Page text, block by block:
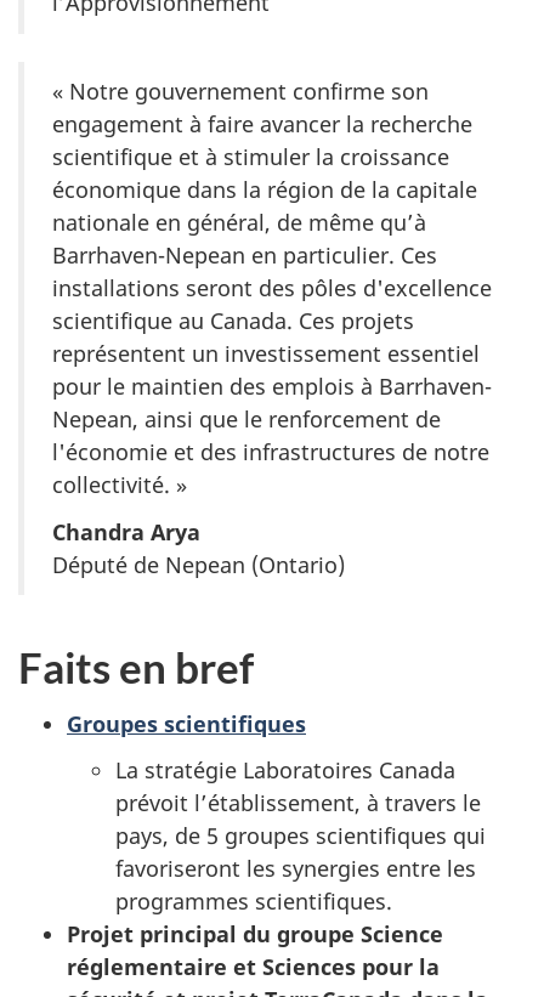
« Notre gouvernement confirme son
engagement à faire avancer la recherche
scientifique et à stimuler la croissance
économique dans la région de la capitale
nationale en général, de même qu’à
Barrhaven-Nepean en particulier. Ces
installations seront des pôles d'excellence
scientifique au Canada. Ces projets
représentent un investissement essentiel
pour le maintien des emplois à Barrhaven-
Nepean, ainsi que le renforcement de
l'économie et des infrastructures de notre
collectivité. »
Chandra Arya
Député de Nepean (Ontario)
Faits en bref
Groupes scientifiques
La stratégie Laboratoires Canada
prévoit l’établissement, à travers le
pays, de 5 groupes scientifiques qui
favoriseront les synergies entre les
programmes scientifiques.
Projet principal du groupe Science
réglementaire et Sciences pour la